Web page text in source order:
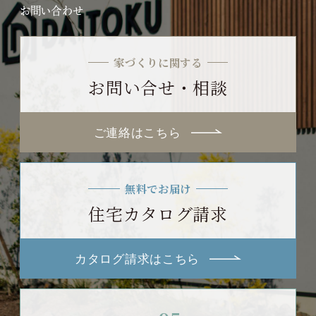
お問い合わせ
家づくりに関する
お問い合せ・相談
ご連絡はこちら
無料でお届け
住宅カタログ請求
カタログ請求はこちら